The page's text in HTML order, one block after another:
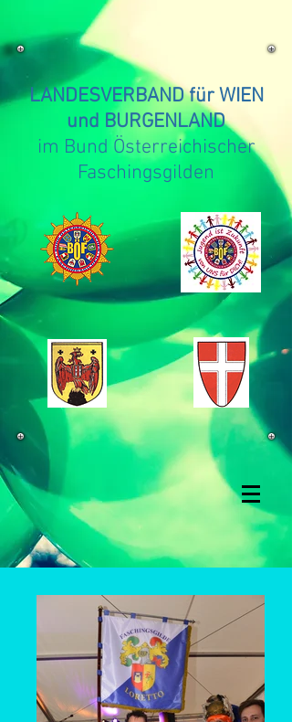
LANDESVERBAND für WIEN
und BURGENLAND
im Bund Österreichischer
Faschingsgilden